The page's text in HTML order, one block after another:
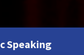
Speaking